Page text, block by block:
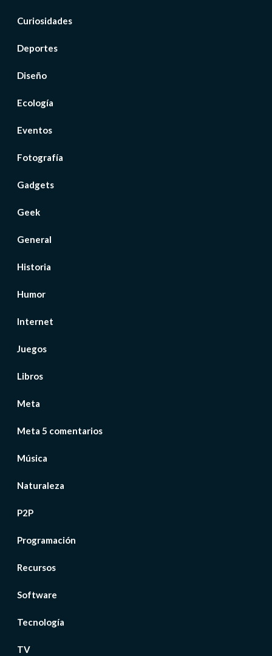
Curiosidades
Deportes
Diseño
Ecología
Eventos
Fotografía
Gadgets
Geek
General
Historia
Humor
Internet
Juegos
Libros
Meta
Meta 5 comentarios
Música
Naturaleza
P2P
Programación
Recursos
Software
Tecnología
TV